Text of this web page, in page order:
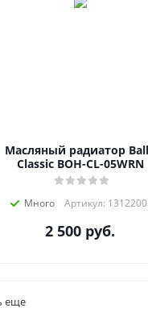
Масляный радиатор
Classic BOH-CL-05WRN
Много Артикул:
2 500 руб.
еще